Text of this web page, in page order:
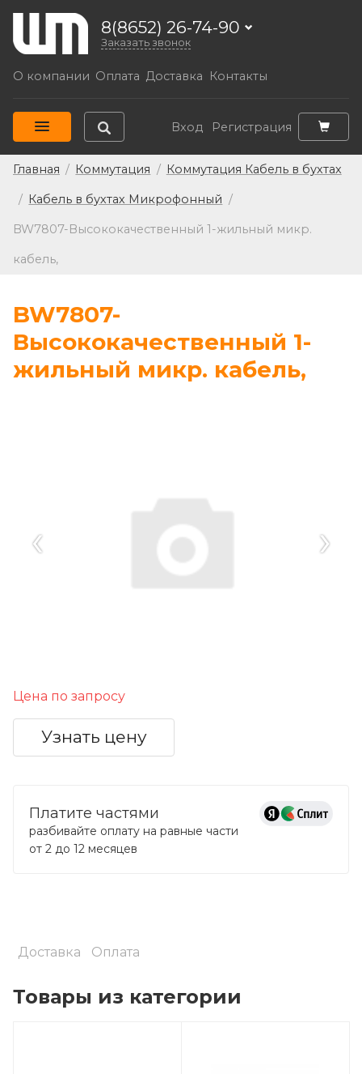
8(8652) 26-74-90
Заказать звонок
О компании Оплата Доставка Контакты
Вход Регистрация
Главная / Коммутация / Коммутация Кабель в бухтах
/ Кабель в бухтах Микрофонный /
BW7807-Высококачественный 1-жильный микр.
кабель,
BW7807-
Высококачественный 1-
жильный микр. кабель,
‹ ›
Цена по запросу
Узнать цену
Платите частями
разбивайте оплату на равные части
от 2 до 12 месяцев
Доставка Оплата
Товары из категории